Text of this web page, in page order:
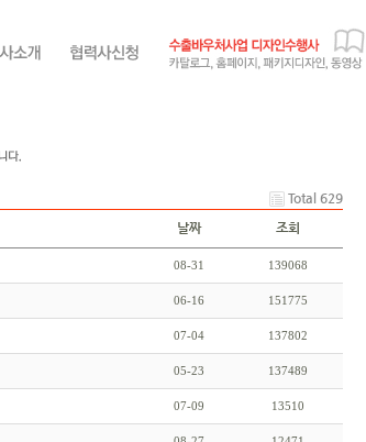
Total 629
날짜 조회
08-31 139068
06-16 151775
07-04 137802
05-23 137489
07-09 13510